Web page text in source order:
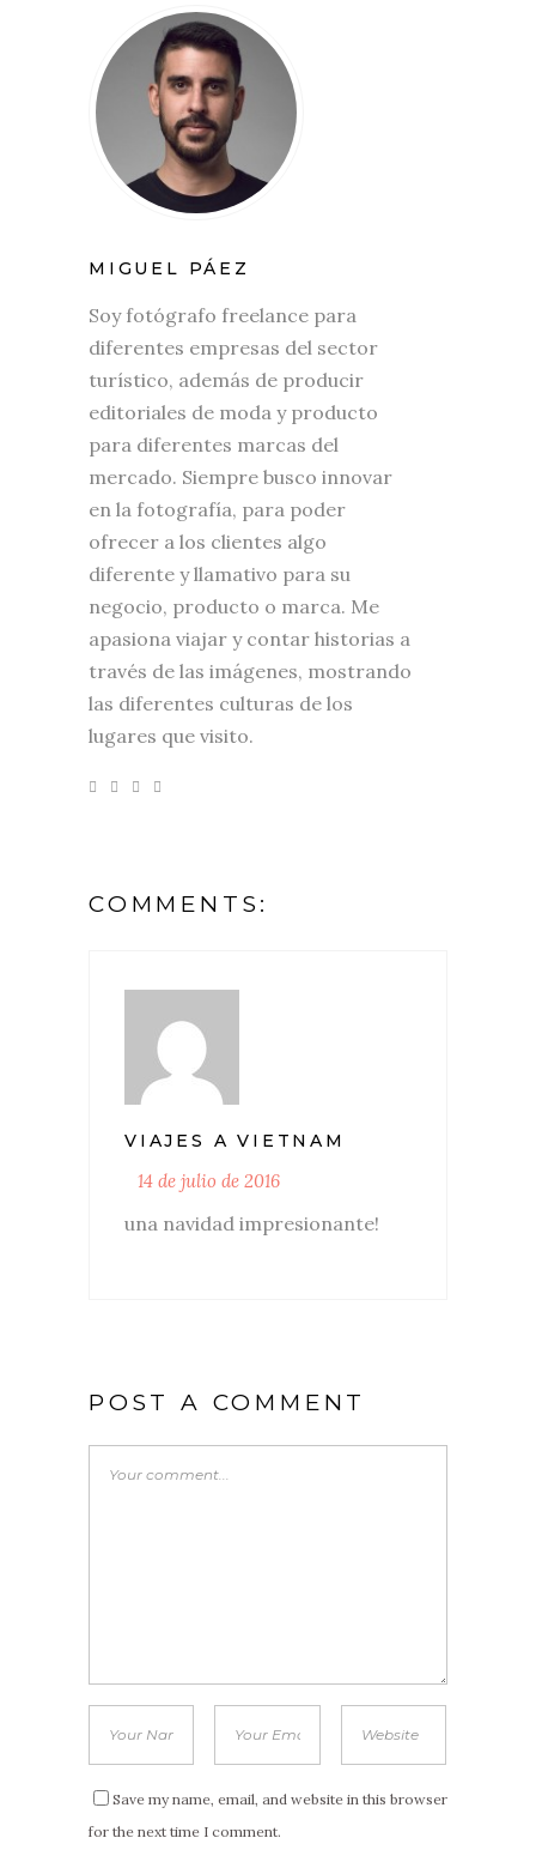
MIGUEL PÁEZ
Soy fotógrafo freelance para
diferentes empresas del sector
turístico, además de producir
editoriales de moda y producto
para diferentes marcas del
mercado. Siempre busco innovar
en la fotografía, para poder
ofrecer a los clientes algo
diferente y llamativo para su
negocio, producto o marca. Me
apasiona viajar y contar historias a
través de las imágenes, mostrando
las diferentes culturas de los
lugares que visito.
COMMENTS:
VIAJES A VIETNAM
14 de julio de 2016
una navidad impresionante!
POST A COMMENT
Save my name, email, and website in this browser
for the next time I comment.